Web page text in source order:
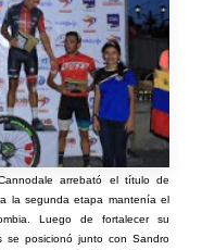
arrebató el título de
la segunda etapa mantenía el
Luego de fortalecer su
posicionó junto con Sandro